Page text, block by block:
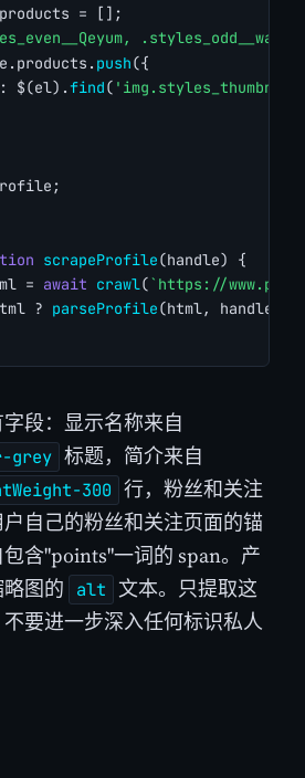
= [];
push({
$(el).
find(
scrapeProfile(handle) {
= await crawl(`https://
? parseProfile(html, handle)
段：显示名称来自
grey 标题，简介来自
300 行，粉丝和关注
自己的粉丝和关注页面的锚
含"points"一词的 span。产
图的
alt
文本。只提取这
要进一步深入任何标识私人